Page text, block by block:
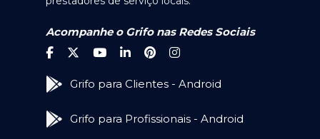
Acompanhe o Grifo nas Redes Sociais
Grifo para Clientes - Android
Grifo para Profissionais - Android